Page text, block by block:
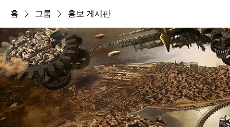
홈 그룹 홍보 게시판